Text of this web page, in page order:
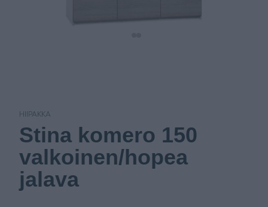
HIIPAKKA
Stina komero 150
valkoinen/hopea
jalava